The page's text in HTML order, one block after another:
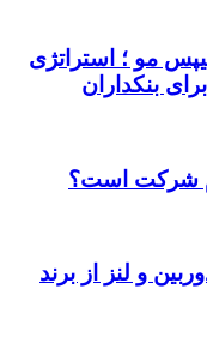
مو ؛ استراتژی
بنکداران
شرکت است؟
و لنز از برند